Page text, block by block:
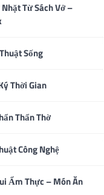
Từ Sách Vở –
Sống
Thời Gian
Thẩn Thờ
Công Nghệ
Ẩm Thực – Món Ăn
dọc,.. là những
bạn sẽ cảm thấy
thì điều ấy càng có xu
bạn
nó cho người khác.